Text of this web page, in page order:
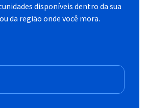
disponíveis dentro da sua
da região onde você mora.